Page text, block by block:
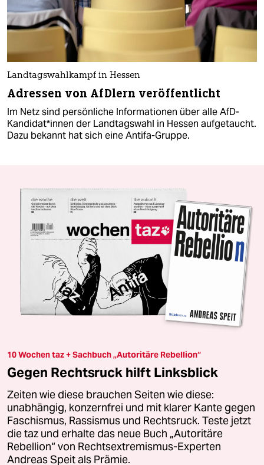
Landtagswahlkampf in Hessen
Adressen von AfDlern veröffentlicht
Im Netz sind persönliche Informationen über alle AfD-
Kandidat*innen der Landtagswahl in Hessen aufgetaucht.
Dazu bekannt hat sich eine Antifa-Gruppe.
10 Wochen taz + Sachbuch „Autoritäre Rebellion“
Gegen Rechtsruck hilft Linksblick
Zeiten wie diese brauchen Seiten wie diese:
unabhängig, konzernfrei und mit klarer Kante gegen
Faschismus, Rassismus und Rechtsruck. Teste jetzt
die taz und erhalte das neue Buch „Autoritäre
Rebellion“ von Rechtsextremismus-Experten
Andreas Speit als Prämie.